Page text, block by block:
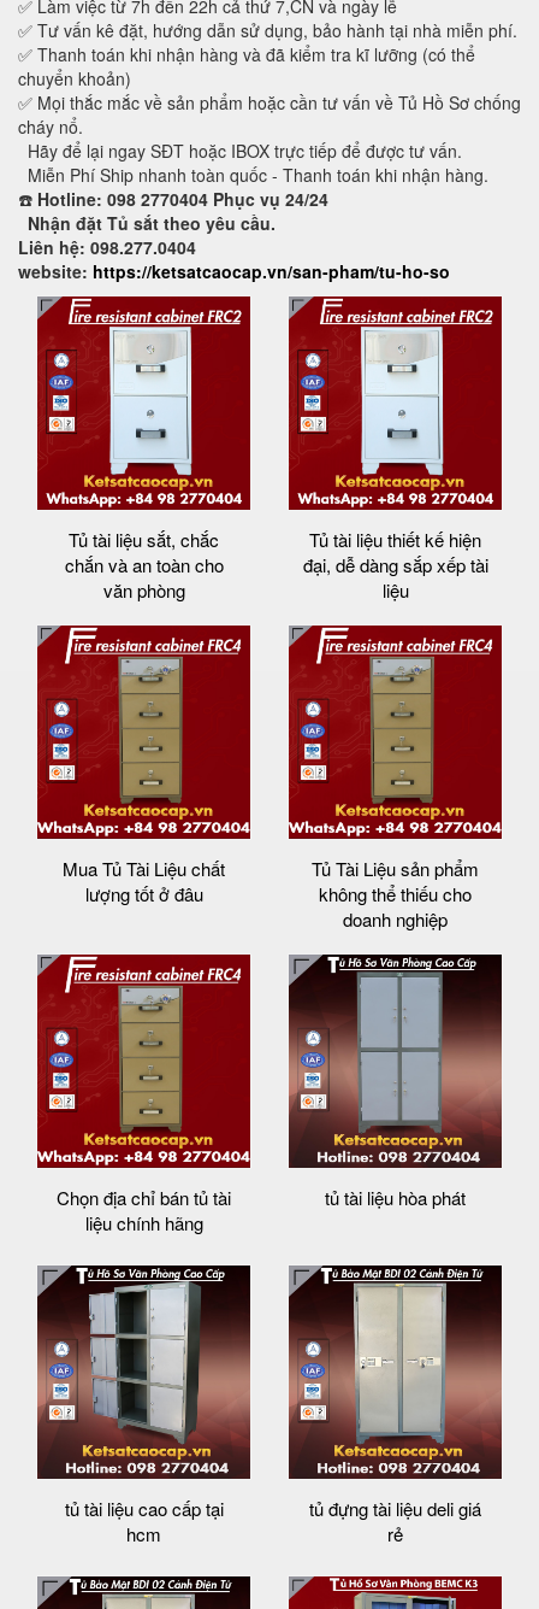
✅ Làm việc từ 7h đến 22h cả thứ 7,CN và ngày lễ
✅ Tư vấn kê đặt, hướng dẫn sử dụng, bảo hành tại nhà miễn phí.
✅ Thanh toán khi nhận hàng và đã kiểm tra kĩ lưỡng (có thể
chuyển khoản)
✅ Mọi thắc mắc về sản phẩm hoặc cần tư vấn về Tủ Hồ Sơ chống
cháy nổ.
Hãy để lại ngay SĐT hoặc IBOX trực tiếp để được tư vấn.
Miễn Phí Ship nhanh toàn quốc - Thanh toán khi nhận hàng.
☎️ Hotline: 098 2770404 Phục vụ 24/24
Nhận đặt Tủ sắt theo yêu cầu.
Liên hệ: 098.277.0404
website: https://ketsatcaocap.vn/san-pham/tu-ho-so
Tủ tài liệu sắt, chắc
chắn và an toàn cho
văn phòng
Tủ tài liệu thiết kế hiện
đại, dễ dàng sắp xếp tài
liệu
Mua Tủ Tài Liệu chất
lượng tốt ở đâu
Tủ Tài Liệu sản phẩm
không thể thiếu cho
doanh nghiệp
Chọn địa chỉ bán tủ tài
liệu chính hãng
tủ tài liệu hòa phát
tủ tài liệu cao cấp tại
hcm
tủ đựng tài liệu deli giá
rẻ